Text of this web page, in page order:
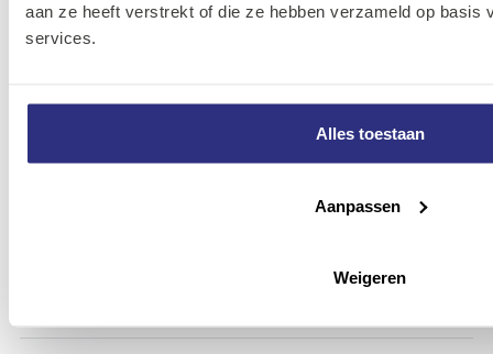
aan ze heeft verstrekt of die ze hebben verzameld op basis
services.
Alles toestaan
Aanpassen
Weigeren
01K-